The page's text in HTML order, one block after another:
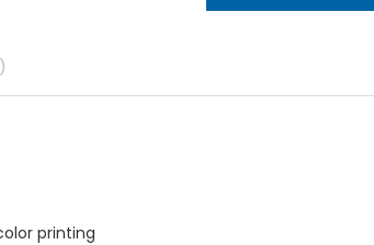
printing